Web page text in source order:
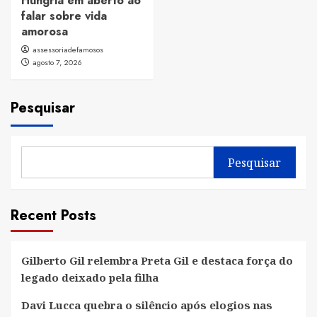
falar sobre vida
amorosa
assessoriadefamosos
agosto 7, 2026
Pesquisar
Pesquisar
Recent Posts
Gilberto Gil relembra Preta Gil e destaca força do
legado deixado pela filha
Davi Lucca quebra o silêncio após elogios nas